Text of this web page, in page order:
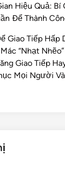
Hiệu Quả: Bí
Để Thành
Giao Tiếp Hấp
“Nhạt
Giao Tiếp
Mọi Người